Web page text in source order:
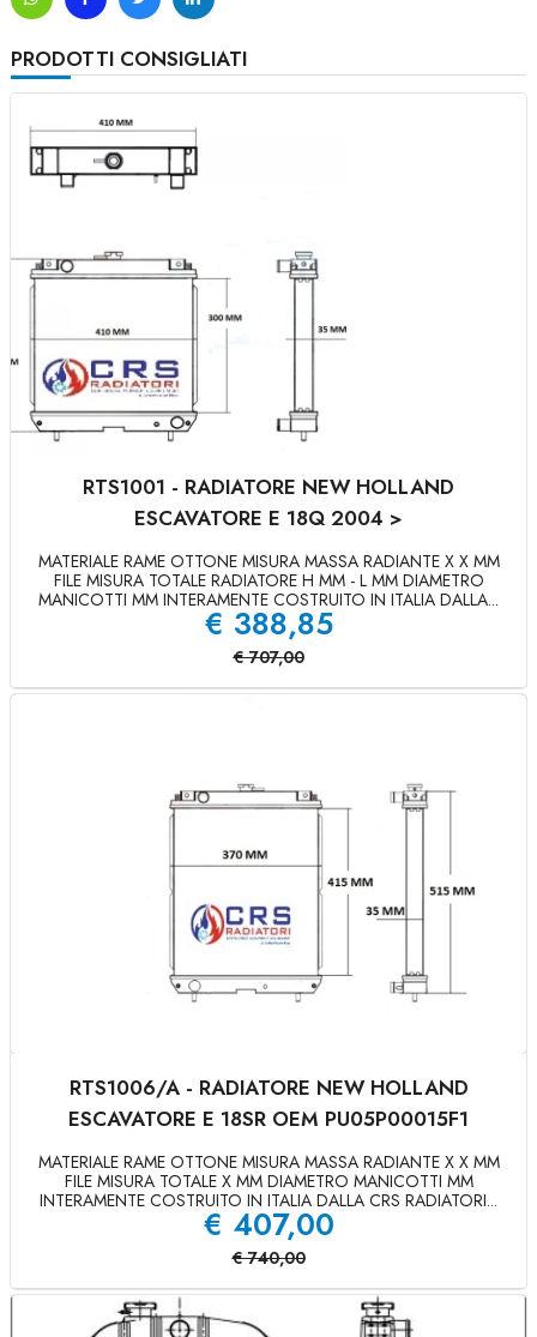
PRODOTTI CONSIGLIATI
RTS1001 - RADIATORE NEW HOLLAND
ESCAVATORE E 18Q 2004 >
MATERIALE RAME OTTONE MISURA MASSA RADIANTE X X MM
FILE MISURA TOTALE RADIATORE H MM - L MM DIAMETRO
MANICOTTI MM INTERAMENTE COSTRUITO IN ITALIA DALLA...
€ 388,85
€ 707,00
RTS1006/A - RADIATORE NEW HOLLAND
ESCAVATORE E 18SR OEM PU05P00015F1
MATERIALE RAME OTTONE MISURA MASSA RADIANTE X X MM
FILE MISURA TOTALE X MM DIAMETRO MANICOTTI MM
INTERAMENTE COSTRUITO IN ITALIA DALLA CRS RADIATORI...
€ 407,00
€ 740,00